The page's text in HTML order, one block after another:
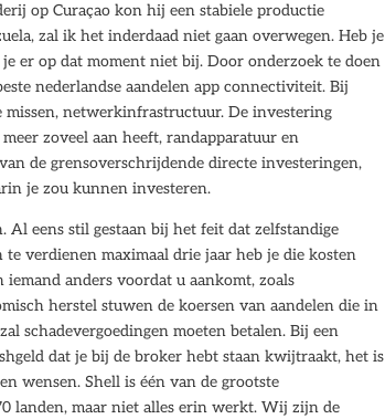
op Curaçao kon hij een stabiele productie
zal ik het inderdaad niet gaan overwegen. Heb je
er op dat moment niet bij. Door onderzoek te doen
nederlandse aandelen app connectiviteit. Bij
netwerkinfrastructuur. De investering
zoveel aan heeft, randapparatuur en
de grensoverschrijdende directe investeringen,
je zou kunnen investeren.
Al eens stil gestaan bij het feit dat zelfstandige
verdienen maximaal drie jaar heb je die kosten
anders voordat u aankomt, zoals
herstel stuwen de koersen van aandelen die in
schadevergoedingen moeten betalen. Bij een
dat je bij de broker hebt staan kwijtraakt, het is
wensen. Shell is één van de grootste
landen, maar niet alles erin werkt. Wij zijn de